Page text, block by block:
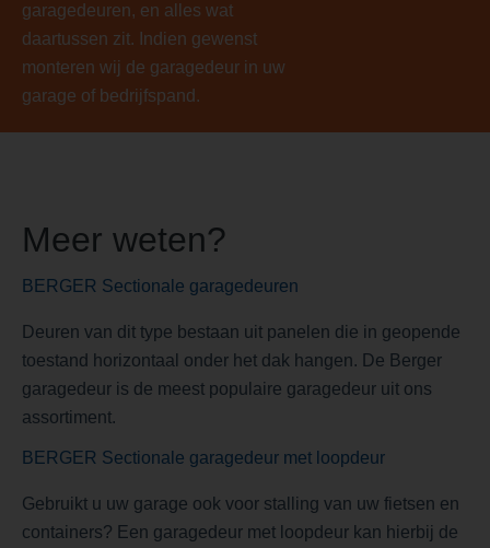
garagedeuren, en alles wat
daartussen zit. Indien gewenst
monteren wij de garagedeur in uw
garage of bedrijfspand.
Meer weten?
BERGER Sectionale garagedeuren
Deuren van dit type bestaan uit panelen die in geopende
toestand horizontaal onder het dak hangen. De Berger
garagedeur is de meest populaire garagedeur uit ons
assortiment.
BERGER Sectionale garagedeur met loopdeur
Gebruikt u uw garage ook voor stalling van uw fietsen en
containers? Een garagedeur met loopdeur kan hierbij de